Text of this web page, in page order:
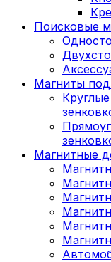
Поисковые
Магниты
Магнитные